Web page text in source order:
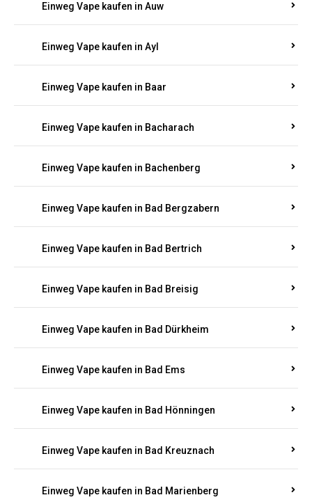
Einweg Vape kaufen in Auw
Einweg Vape kaufen in Ayl
Einweg Vape kaufen in Baar
Einweg Vape kaufen in Bacharach
Einweg Vape kaufen in Bachenberg
Einweg Vape kaufen in Bad Bergzabern
Einweg Vape kaufen in Bad Bertrich
Einweg Vape kaufen in Bad Breisig
Einweg Vape kaufen in Bad Dürkheim
Einweg Vape kaufen in Bad Ems
Einweg Vape kaufen in Bad Hönningen
Einweg Vape kaufen in Bad Kreuznach
Einweg Vape kaufen in Bad Marienberg